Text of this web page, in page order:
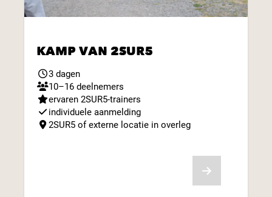
KAMP VAN 2SUR5
3 dagen
10–16 deelnemers
ervaren 2SUR5-trainers
individuele aanmelding
2SUR5 of externe locatie in overleg